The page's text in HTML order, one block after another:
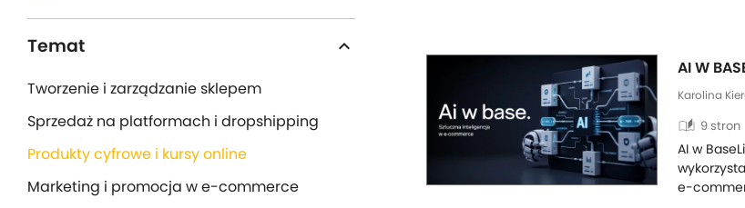
Temat expand_more
Tworzenie i zarządzanie sklepem
Sprzedaż na platformach i dropshipping
Produkty cyfrowe i kursy online
Marketing i promocja w e-commerce
AI W
Karolina
auto_stories 9 stron
AI w
e-